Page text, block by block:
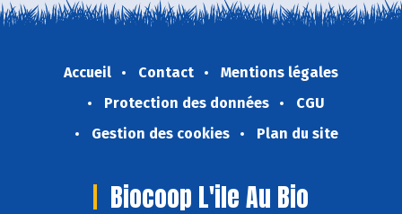
Accueil Contact
Mentions légales
Protection des données
CGU
Gestion des cookies
Plan du site
Biocoop L'ile Au Bio